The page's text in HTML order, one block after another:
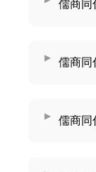
儒商同
儒商同
儒商同